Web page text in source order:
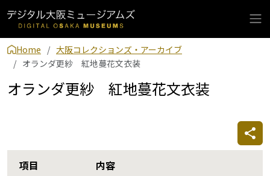
Home
大阪コレクションズ・アーカイブ
オランダ更紗 紅地蔓花文衣装
オランダ更紗 紅地蔓花文衣装
項目 内容